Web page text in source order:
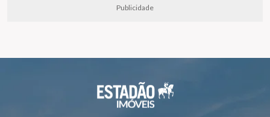
Publicidade